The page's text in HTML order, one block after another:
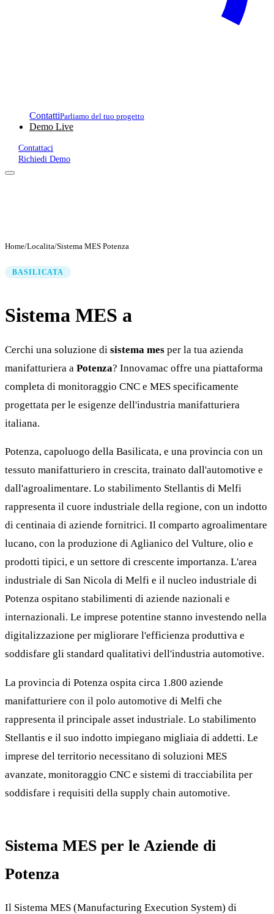
ContattiParliamo del tuo progetto
Demo Live
Contattaci
Richiedi Demo
Home/Localita/Sistema MES Potenza
BASILICATA
Sistema MES a
Cerchi una soluzione di sistema mes per la tua azienda
manifatturiera a Potenza? Innovamac offre una piattaforma
completa di monitoraggio CNC e MES specificamente
progettata per le esigenze dell'industria manifatturiera
italiana.
Potenza, capoluogo della Basilicata, e una provincia con un
tessuto manifatturiero in crescita, trainato dall'automotive e
dall'agroalimentare. Lo stabilimento Stellantis di Melfi
rappresenta il cuore industriale della regione, con un indotto
di centinaia di aziende fornitrici. Il comparto agroalimentare
lucano, con la produzione di Aglianico del Vulture, olio e
prodotti tipici, e un settore di crescente importanza. L'area
industriale di San Nicola di Melfi e il nucleo industriale di
Potenza ospitano stabilimenti di aziende nazionali e
internazionali. Le imprese potentine stanno investendo nella
digitalizzazione per migliorare l'efficienza produttiva e
soddisfare gli standard qualitativi dell'industria automotive.
La provincia di Potenza ospita circa 1.800 aziende
manifatturiere con il polo automotive di Melfi che
rappresenta il principale asset industriale. Lo stabilimento
Stellantis e il suo indotto impiegano migliaia di addetti. Le
imprese del territorio necessitano di soluzioni MES
avanzate, monitoraggio CNC e sistemi di tracciabilita per
soddisfare i requisiti della supply chain automotive.
Sistema MES per le Aziende di
Potenza
Il Sistema MES (Manufacturing Execution System) di